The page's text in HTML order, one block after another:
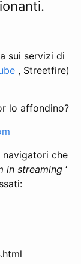
sui servizi di
, Streetfire)
lo affondino?
che
in streaming ‘